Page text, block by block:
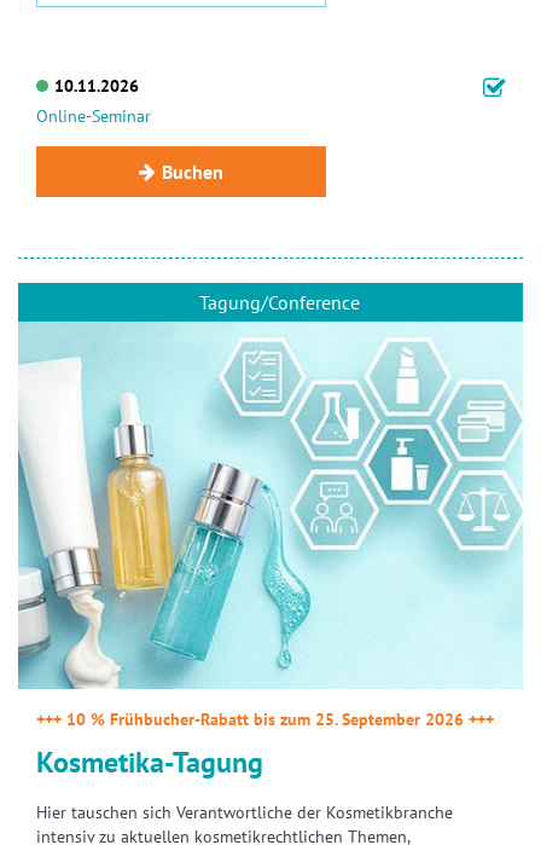
10.11.2026
Online-Seminar
Buchen
Tagung/Conference
+++ 10 % Frühbucher-Rabatt bis zum 25. September 2026 +++
Kosmetika-Tagung
Hier tauschen sich Verantwortliche der Kosmetikbranche
intensiv zu aktuellen kosmetikrechtlichen Themen,